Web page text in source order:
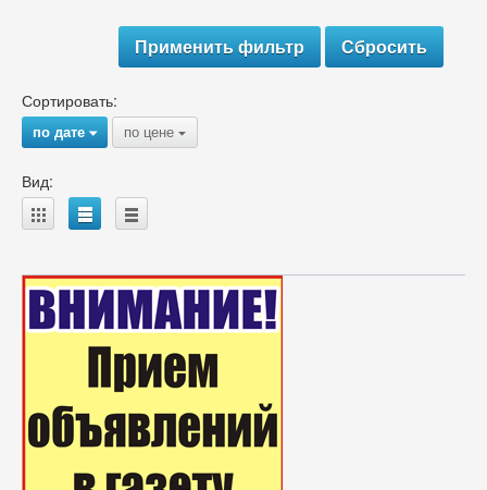
Сортировать:
по дате{ по цене {
Вид:
A B C